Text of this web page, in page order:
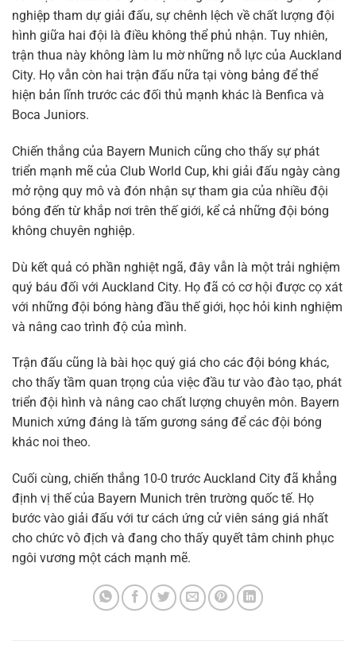
nghiệp tham dự giải đấu, sự chênh lệch về chất lượng đội
hình giữa hai đội là điều không thể phủ nhận. Tuy nhiên,
trận thua này không làm lu mờ những nỗ lực của Auckland
City. Họ vẫn còn hai trận đấu nữa tại vòng bảng để thể
hiện bản lĩnh trước các đối thủ mạnh khác là Benfica và
Boca Juniors.
Chiến thắng của Bayern Munich cũng cho thấy sự phát
triển mạnh mẽ của Club World Cup, khi giải đấu ngày càng
mở rộng quy mô và đón nhận sự tham gia của nhiều đội
bóng đến từ khắp nơi trên thế giới, kể cả những đội bóng
không chuyên nghiệp.
Dù kết quả có phần nghiệt ngã, đây vẫn là một trải nghiệm
quý báu đối với Auckland City. Họ đã có cơ hội được cọ xát
với những đội bóng hàng đầu thế giới, học hỏi kinh nghiệm
và nâng cao trình độ của mình.
Trận đấu cũng là bài học quý giá cho các đội bóng khác,
cho thấy tầm quan trọng của việc đầu tư vào đào tạo, phát
triển đội hình và nâng cao chất lượng chuyên môn. Bayern
Munich xứng đáng là tấm gương sáng để các đội bóng
khác noi theo.
Cuối cùng, chiến thắng 10-0 trước Auckland City đã khẳng
định vị thế của Bayern Munich trên trường quốc tế. Họ
bước vào giải đấu với tư cách ứng cử viên sáng giá nhất
cho chức vô địch và đang cho thấy quyết tâm chinh phục
ngôi vương một cách mạnh mẽ.